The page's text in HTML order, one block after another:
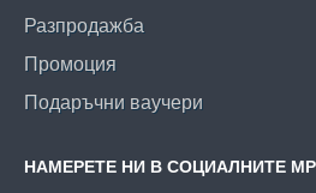
Разпродажба
Промоция
Подаръчни ваучери
НАМЕРЕТЕ НИ В СОЦИАЛНИТЕ